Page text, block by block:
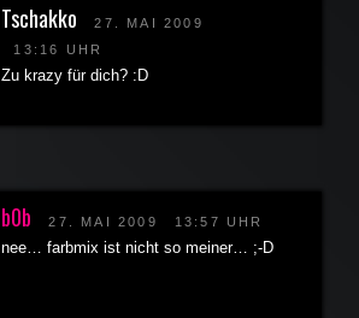
Tschakko
27. MAI 2009
13:16 UHR
Zu krazy für dich? :D
b0b 27. MAI 2009 13:57 UHR
nee… farbmix ist nicht so meiner… ;-D